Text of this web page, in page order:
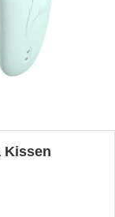
Kissen